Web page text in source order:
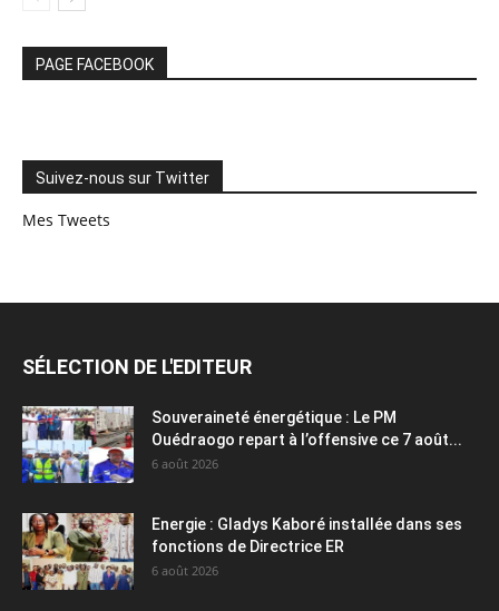
PAGE FACEBOOK
Suivez-nous sur Twitter
Mes Tweets
SÉLECTION DE L'EDITEUR
Souveraineté énergétique : Le PM
Ouédraogo repart à l’offensive ce 7 août...
6 août 2026
Energie : Gladys Kaboré installée dans ses
fonctions de Directrice ER
6 août 2026